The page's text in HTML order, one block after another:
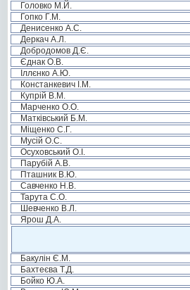
Головко М.Й.
Гопко Г.М.
Денисенко А.С.
Деркач А.Л.
Добродомов Д.Є.
Єднак О.В.
Іллєнко А.Ю.
Констанкевич І.М.
Купрій В.М.
Марченко О.О.
Матківський Б.М.
Міщенко С.Г.
Мусій О.С.
Осуховський О.І.
Парубій А.В.
Пташник В.Ю.
Савченко Н.В.
Тарута С.О.
Шевченко В.Л.
Ярош Д.А.
Бакулін Є.М.
Бахтеєва Т.Д.
Бойко Ю.А.